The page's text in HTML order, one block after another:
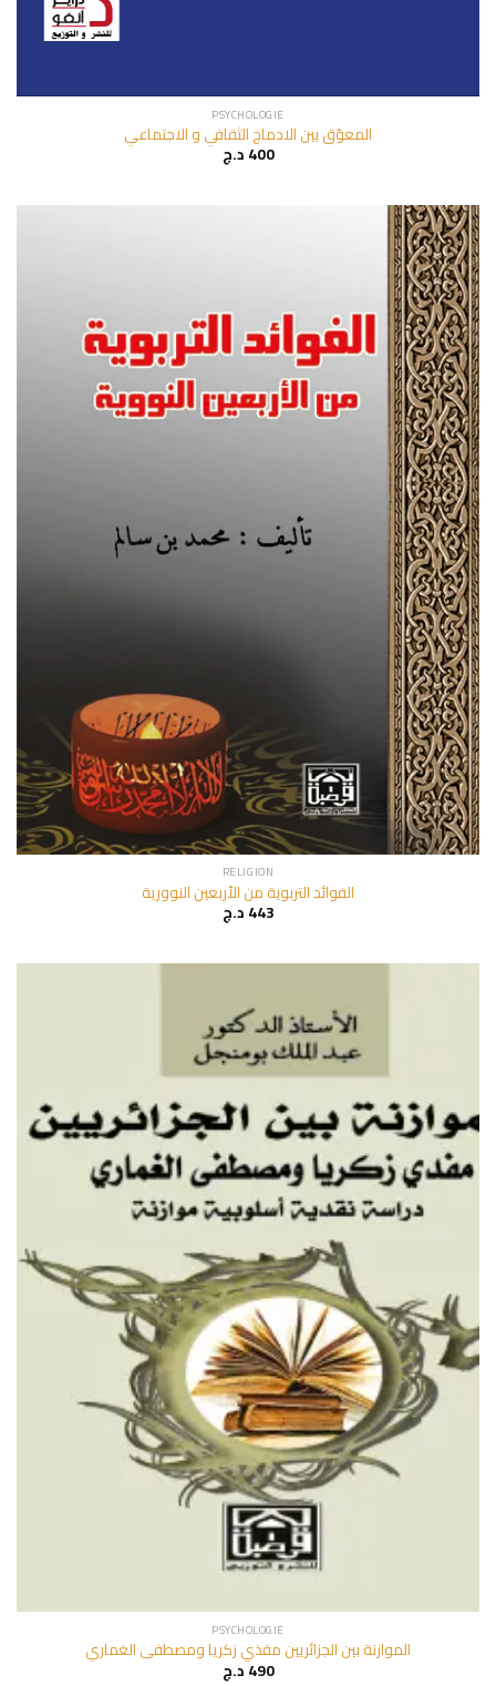
PSYCHOLOGIE
المعوّق بين الادماج الثقافي و الاجتماعي
400د.ج
RELIGION
الفوائد التربوية من الأربعين النوورية
443د.ج
PSYCHOLOGIE
الموازنة بين الجزائريين مفذي زكريا ومصطفى الغماري
490د.ج